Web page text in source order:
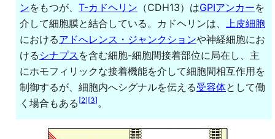
ンをもつが、 T-カドヘリン （CDH13）はGPIアンカーを
介して細胞膜と結合している。カドヘリンは、
上皮細胞
におけるアドへレンス・ジャンクションや神経細胞にお
ける シナプス を含む細胞-細胞間接着部位に局在し、主
にホモフィリックな接着機能を介して細胞間相互作用を
制御するが、細胞内へシグナルを伝える受容体として働
く場合もある [2][3] 。